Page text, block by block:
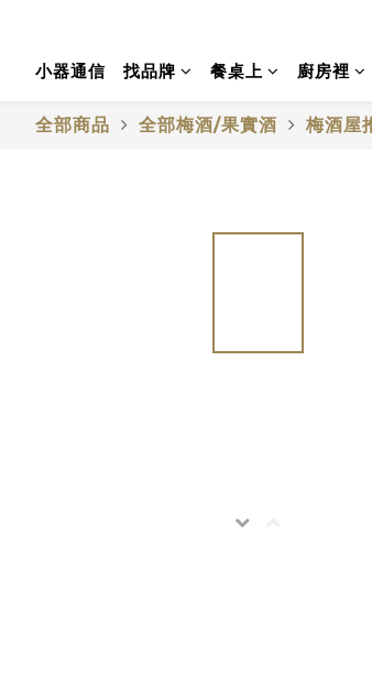
小器通信 找品牌 餐桌上 廚房裡
全部商品 全部梅酒/果實酒 梅酒屋